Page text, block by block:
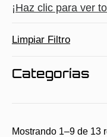
¡Haz clic para ver
Limpiar Filtro
Categorías
Mostrando 1–9 de 13